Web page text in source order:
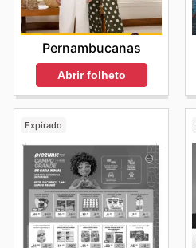
Pernambucanas
Abrir folheto
Expirado